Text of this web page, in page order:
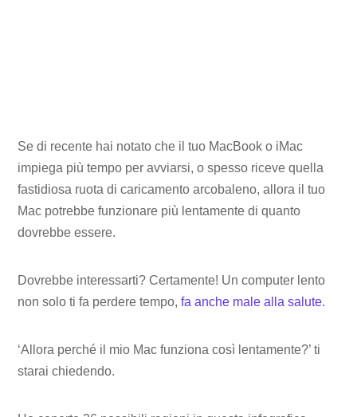
Se di recente hai notato che il tuo MacBook o iMac
impiega più tempo per avviarsi, o spesso riceve quella
fastidiosa ruota di caricamento arcobaleno, allora il tuo
Mac potrebbe funzionare più lentamente di quanto
dovrebbe essere.
Dovrebbe interessarti? Certamente! Un computer lento
non solo ti fa perdere tempo,fa anche male alla salute.
‘Allora perché il mio Mac funziona così lentamente?’ ti
starai chiedendo.